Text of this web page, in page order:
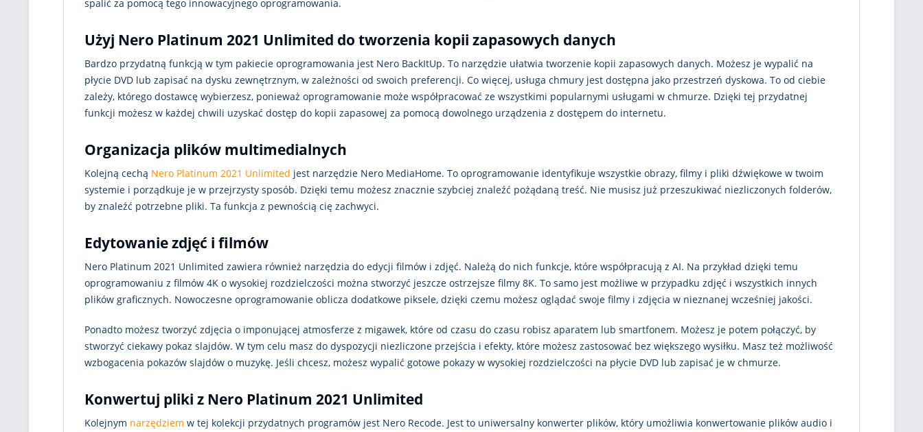
spalić za pomocą tego innowacyjnego oprogramowania.
Użyj Nero Platinum 2021 Unlimited do tworzenia kopii zapasowych danych
Bardzo przydatną funkcją w tym pakiecie oprogramowania jest Nero BackItUp. To narzędzie ułatwia tworzenie kopii zapasowych danych. Możesz je wypalić na
płycie DVD lub zapisać na dysku zewnętrznym, w zależności od swoich preferencji. Co więcej, usługa chmury jest dostępna jako przestrzeń dyskowa. To od ciebie
zależy, którego dostawcę wybierzesz, ponieważ oprogramowanie może współpracować ze wszystkimi popularnymi usługami w chmurze. Dzięki tej przydatnej
funkcji możesz w każdej chwili uzyskać dostęp do kopii zapasowej za pomocą dowolnego urządzenia z dostępem do internetu.
Organizacja plików multimedialnych
Kolejną cechą Nero Platinum 2021 Unlimited jest narzędzie Nero MediaHome. To oprogramowanie identyfikuje wszystkie obrazy, filmy i pliki dźwiękowe w twoim
systemie i porządkuje je w przejrzysty sposób. Dzięki temu możesz znacznie szybciej znaleźć pożądaną treść. Nie musisz już przeszukiwać niezliczonych folderów,
by znaleźć potrzebne pliki. Ta funkcja z pewnością cię zachwyci.
Edytowanie zdjęć i filmów
Nero Platinum 2021 Unlimited zawiera również narzędzia do edycji filmów i zdjęć. Należą do nich funkcje, które współpracują z AI. Na przykład dzięki temu
oprogramowaniu z filmów 4K o wysokiej rozdzielczości można stworzyć jeszcze ostrzejsze filmy 8K. To samo jest możliwe w przypadku zdjęć i wszystkich innych
plików graficznych. Nowoczesne oprogramowanie oblicza dodatkowe piksele, dzięki czemu możesz oglądać swoje filmy i zdjęcia w nieznanej wcześniej jakości.
Ponadto możesz tworzyć zdjęcia o imponującej atmosferze z migawek, które od czasu do czasu robisz aparatem lub smartfonem. Możesz je potem połączyć, by
stworzyć ciekawy pokaz slajdów. W tym celu masz do dyspozycji niezliczone przejścia i efekty, które możesz zastosować bez większego wysiłku. Masz też możliwość
wzbogacenia pokazów slajdów o muzykę. Jeśli chcesz, możesz wypalić gotowe pokazy w wysokiej rozdzielczości na płycie DVD lub zapisać je w chmurze.
Konwertuj pliki z Nero Platinum 2021 Unlimited
Kolejnym narzędziem w tej kolekcji przydatnych programów jest Nero Recode. Jest to uniwersalny konwerter plików, który umożliwia konwertowanie plików audio i